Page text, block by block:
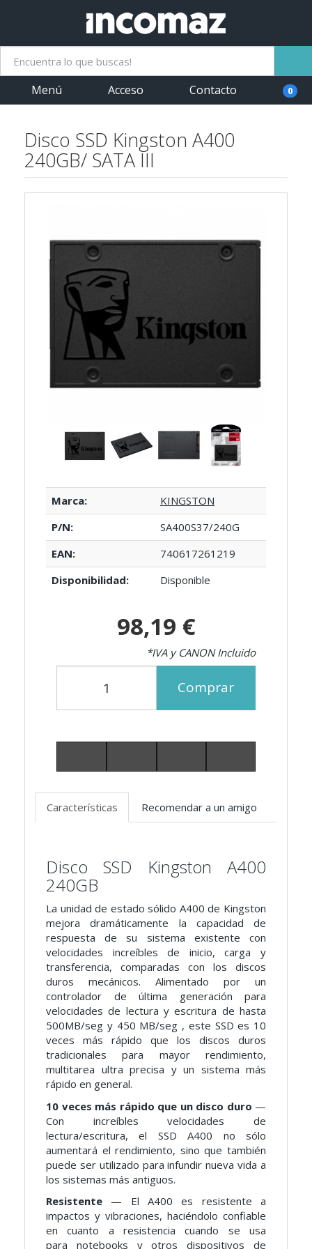
Menú Acceso Contacto 0
Disco SSD Kingston A400
240GB/ SATA III
Marca:
KINGSTON
P/N:
SA400S37/240G
EAN:
740617261219
Disponibilidad:
Disponible
98,19 €
*IVA y CANON Incluido
Comprar
Características Recomendar a un amigo
Disco SSD Kingston A400
240GB
La unidad de estado sólido A400 de Kingston
mejora dramáticamente la capacidad de
respuesta de su sistema existente con
velocidades increíbles de inicio, carga y
transferencia, comparadas con los discos
duros mecánicos. Alimentado por un
controlador de última generación para
velocidades de lectura y escritura de hasta
500MB/seg y 450 MB/seg , este SSD es 10
veces más rápido que los discos duros
tradicionales para mayor rendimiento,
multitarea ultra precisa y un sistema más
rápido en general.
10 veces más rápido que un disco duro —
Con increíblesvelocidades de
lectura/escritura, el SSD A400 no sólo
aumentará el rendimiento, sino que también
puede ser utilizado parainfundir nueva vida a
los sistemas más antiguos.
Resistente — El A400 es resistente a
impactos y vibraciones, haciéndolo confiable
en cuanto a resistencia cuando se usa
para notebooks y otros dispositivos de